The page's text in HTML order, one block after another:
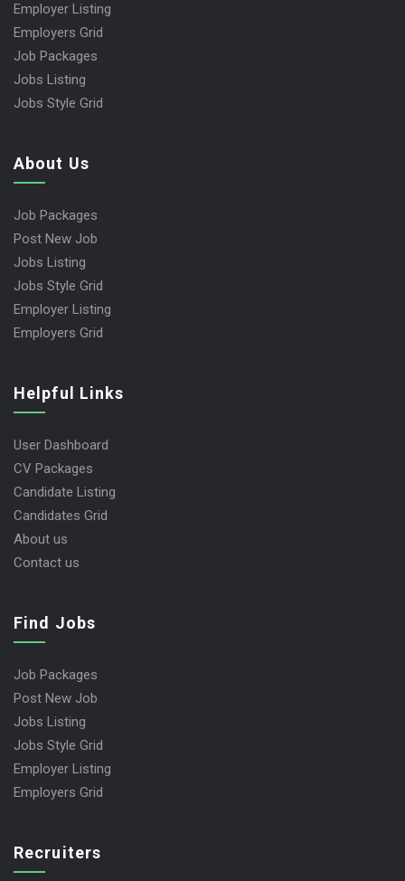
Employer Listing
Employers Grid
Job Packages
Jobs Listing
Jobs Style Grid
About Us
Job Packages
Post New Job
Jobs Listing
Jobs Style Grid
Employer Listing
Employers Grid
Helpful Links
User Dashboard
CV Packages
Candidate Listing
Candidates Grid
About us
Contact us
Find Jobs
Job Packages
Post New Job
Jobs Listing
Jobs Style Grid
Employer Listing
Employers Grid
Recruiters